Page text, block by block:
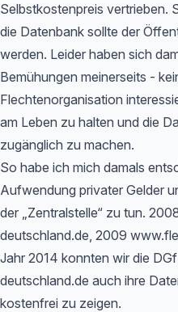
Selbstkostenpreis vertrieben.
die Datenbank sollte der
werden. Leider haben sich
Bemühungen meinerseits -
Flechtenorganisation
am Leben zu halten und die
zugänglich zu machen.
So habe ich mich damals
Aufwendung privater Gelder
der „Zentralstelle“ zu tun.
deutschland.de, 2009
Jahr 2014 konnten wir die
deutschland.de auch ihre
kostenfrei zu zeigen.